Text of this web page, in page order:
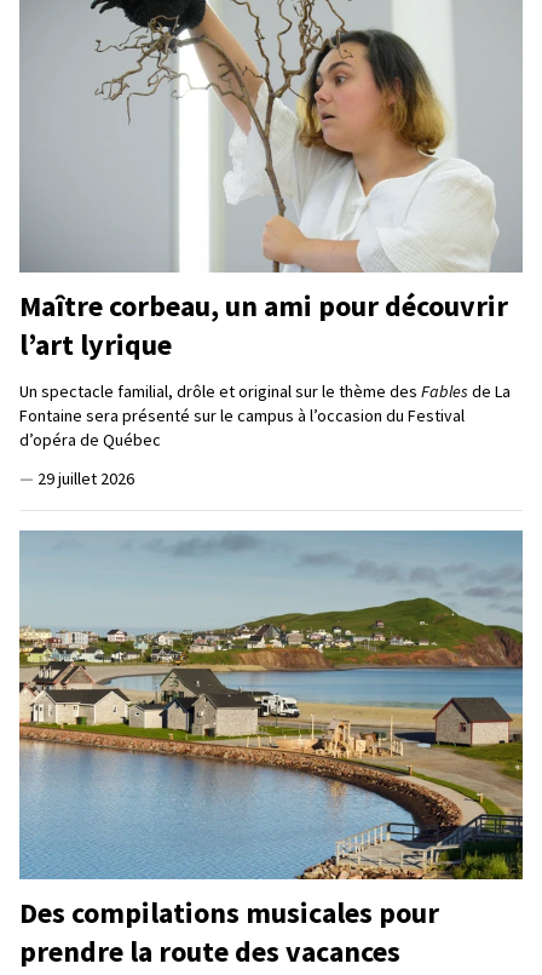
Maître corbeau, un ami pour découvrir
l’art lyrique
Un spectacle familial, drôle et original sur le thème des Fables de La
Fontaine sera présenté sur le campus à l’occasion du Festival
d’opéra de Québec
— 29 juillet 2026
Des compilations musicales pour
prendre la route des vacances